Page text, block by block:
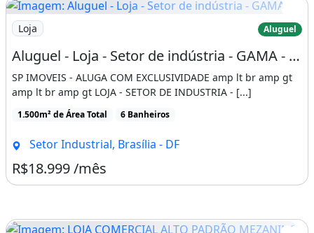
Imagem: Aluguel - Loja - Setor de indústria - GAMA
Loja Aluguel
Aluguel - Loja - Setor de indústria - GAMA - 3.000 M²
SP IMOVEIS - ALUGA COM EXCLUSIVIDADE amp lt br amp gt
amp lt br amp gt LOJA - SETOR DE INDUSTRIA - [...]
1.500m² de Área Total 6 Banheiros
Setor Industrial, Brasília - DF
R$18.999 /mês